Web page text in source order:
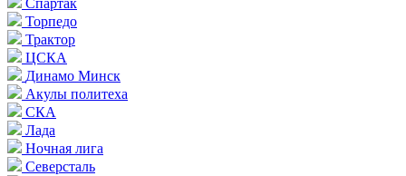
Спартак
Торпедо
Трактор
ЦСКА
Динамо Минск
Акулы политеха
СКА
Лада
Ночная лига
Северсталь